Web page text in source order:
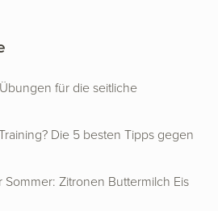
für die seitliche
Die 5 besten Tipps gegen
Zitronen Buttermilch Eis